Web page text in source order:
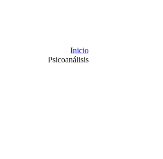
Inicio
Psicoanálisis